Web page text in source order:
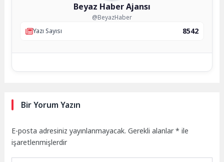
Beyaz Haber Ajansı
@BeyazHaber
Yazı Sayısı
8542
Bir Yorum Yazın
E-posta adresiniz yayınlanmayacak. Gerekli alanlar* ile
işaretlenmişlerdir